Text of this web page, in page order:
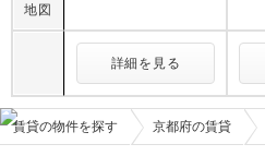
地図
詳細を見る
賃貸の物件を探す 京都府の賃貸